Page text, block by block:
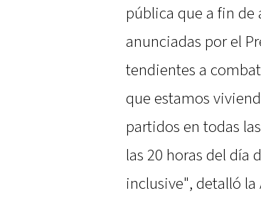
pública que a fin de
anunciadas por el
tendientes a
que estamos
partidos en todas
las 20 horas del día
inclusive", detalló